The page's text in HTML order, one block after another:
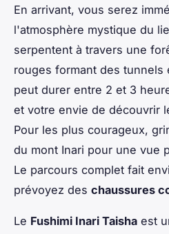
En arrivant, vous serez
l'atmosphère mystique du
serpentent à travers une
rouges formant des tunnels
peut durer entre 2 et 3
et votre envie de découvrir
Pour les plus courageux,
du mont Inari pour une vue
Le parcours complet fait
prévoyez des chaussures
Le Fushimi Inari Taisha est